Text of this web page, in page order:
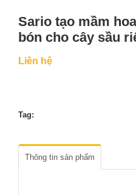
Sario tạo mầm
bón cho cây sầu
Liên hệ
Tag:
Thông tin sản phẩm